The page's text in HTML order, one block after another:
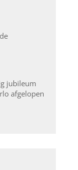
jubileum
afgelopen